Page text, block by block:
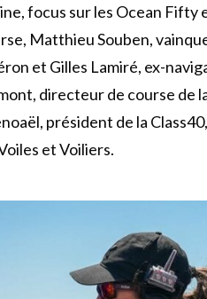
focus sur les Ocean Fifty
Matthieu Souben,
et Gilles Lamiré, ex-
directeur de course de
président de la
et Voiliers.